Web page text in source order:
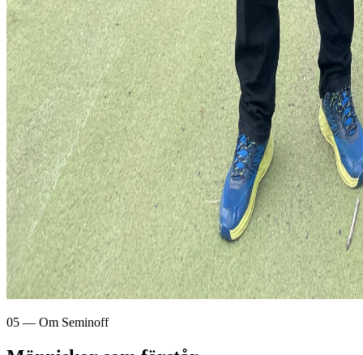
05 — Om Seminoff